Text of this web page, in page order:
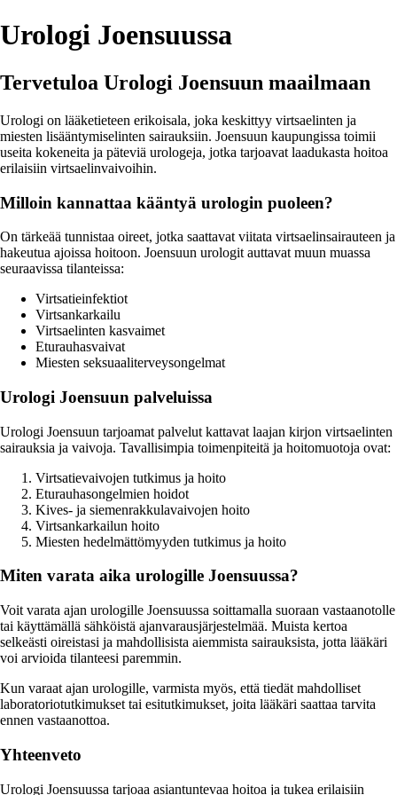
Urologi Joensuussa
Tervetuloa Urologi Joensuun maailmaan
Urologi on lääketieteen erikoisala, joka keskittyy virtsaelinten ja
miesten lisääntymiselinten sairauksiin. Joensuun kaupungissa toimii
useita kokeneita ja päteviä urologeja, jotka tarjoavat laadukasta hoitoa
erilaisiin virtsaelinvaivoihin.
Milloin kannattaa kääntyä urologin puoleen?
On tärkeää tunnistaa oireet, jotka saattavat viitata virtsaelinsairauteen ja
hakeutua ajoissa hoitoon. Joensuun urologit auttavat muun muassa
seuraavissa tilanteissa:
Virtsatieinfektiot
Virtsankarkailu
Virtsaelinten kasvaimet
Eturauhasvaivat
Miesten seksuaaliterveysongelmat
Urologi Joensuun palveluissa
Urologi Joensuun tarjoamat palvelut kattavat laajan kirjon virtsaelinten
sairauksia ja vaivoja. Tavallisimpia toimenpiteitä ja hoitomuotoja ovat:
Virtsatievaivojen tutkimus ja hoito
Eturauhasongelmien hoidot
Kives- ja siemenrakkulavaivojen hoito
Virtsankarkailun hoito
Miesten hedelmättömyyden tutkimus ja hoito
Miten varata aika urologille Joensuussa?
Voit varata ajan urologille Joensuussa soittamalla suoraan vastaanotolle
tai käyttämällä sähköistä ajanvarausjärjestelmää. Muista kertoa
selkeästi oireistasi ja mahdollisista aiemmista sairauksista, jotta lääkäri
voi arvioida tilanteesi paremmin.
Kun varaat ajan urologille, varmista myös, että tiedät mahdolliset
laboratoriotutkimukset tai esitutkimukset, joita lääkäri saattaa tarvita
ennen vastaanottoa.
Yhteenveto
Urologi Joensuussa tarjoaa asiantuntevaa hoitoa ja tukea erilaisiin